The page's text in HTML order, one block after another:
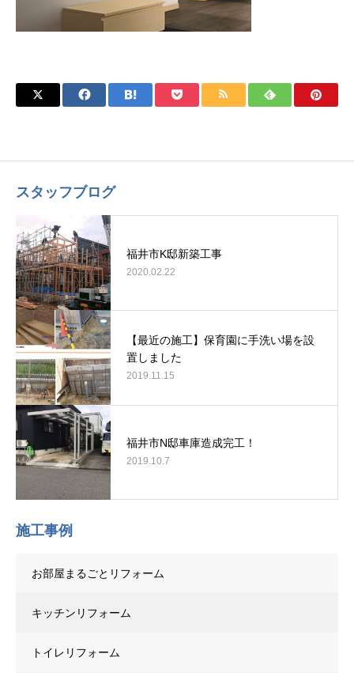
スタッフブログ
福井市K邸新築工事
2020.02.22
【最近の施工】保育園に手洗い場を設
置しました
2019.11.15
福井市N邸車庫造成完工！
2019.10.7
施工事例
お部屋まるごとリフォーム
キッチンリフォーム
トイレリフォーム